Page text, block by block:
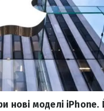
нові моделі iPhone.